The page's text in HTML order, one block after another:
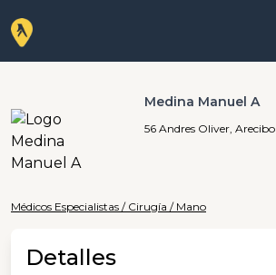
Medina Manuel A
56 Andres Oliver, Arecibo
Médicos Especialistas / Cirugía / Mano
Detalles